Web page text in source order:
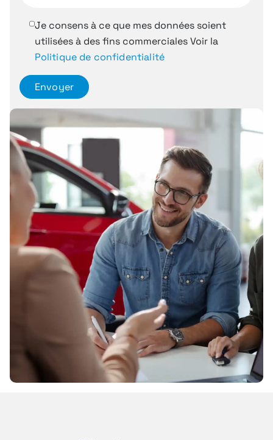
Je consens à ce que mes données soient
utilisées à des fins commercialesVoir la
Politique de confidentialité
Envoyer